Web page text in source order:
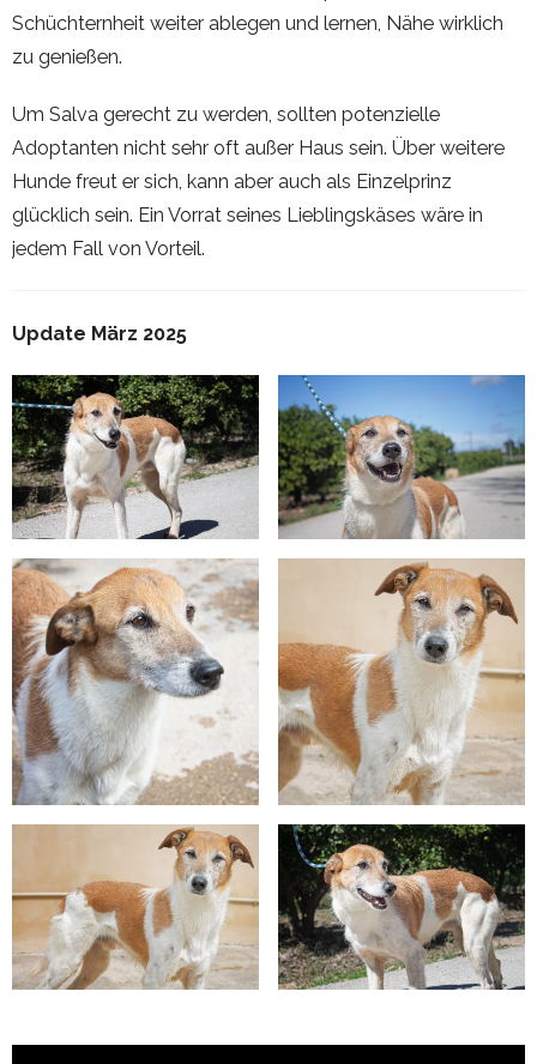
Schüchternheit weiter ablegen und lernen, Nähe wirklich
zu genießen.
Um Salva gerecht zu werden, sollten potenzielle
Adoptanten nicht sehr oft außer Haus sein. Über weitere
Hunde freut er sich, kann aber auch als Einzelprinz
glücklich sein. Ein Vorrat seines Lieblingskäses wäre in
jedem Fall von Vorteil.
Update März 2025